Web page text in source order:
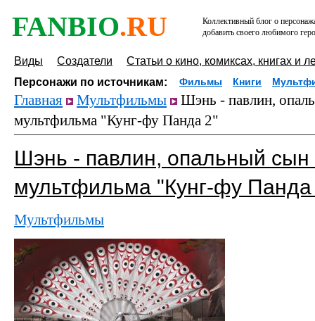
FANBIO.RU
Коллективный блог о
добавить своего любимого
Виды Создатели
Статьи о кино, комиксах, книгах и
Персонажи по источникам:
Фильмы Книги
Главная Мультфильмы
Шэнь - павлин,
мультфильма "Кунг-фу Панда 2"
Шэнь - павлин, опальный сын
мультфильма "Кунг-фу
Мультфильмы